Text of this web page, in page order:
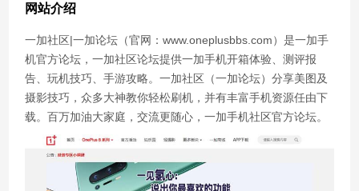
网站介绍
一加社区|一加论坛（官网：www.oneplusbbs.com）是一加手
机官方论坛，一加社区论坛提供一加手机开箱体验、测评报
告、玩机技巧、手游攻略。一加社区（一加论坛）分享美图及
摄影技巧，众多大神教你轻松刷机，并有丰富手机资源任由下
载。百万加油大家庭，交流更随心，一加手机社区官方论坛。